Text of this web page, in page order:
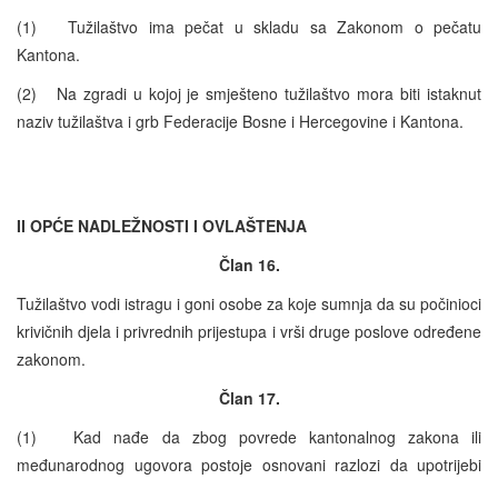
(1) Tužilaštvo ima pečat u skladu sa Zakonom o pečatu
Kantona.
(2) Na zgradi u kojoj je smješteno tužilaštvo mora biti istaknut
naziv tužilaštva i grb Federacije Bosne i Hercegovine i Kantona.
II OPĆE NADLEŽNOSTI I OVLAŠTENJA
Član 16.
Tužilaštvo vodi istragu i goni osobe za koje sumnja da su počinioci
krivičnih djela i privrednih prijestupa i vrši druge poslove određene
zakonom.
Član 17.
(1) Kad nađe da zbog povrede kantonalnog zakona ili
međunarodnog ugovora postoje osnovani razlozi da upotrijebi